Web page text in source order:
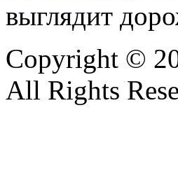
выглядит
Copyright ©
All Rights